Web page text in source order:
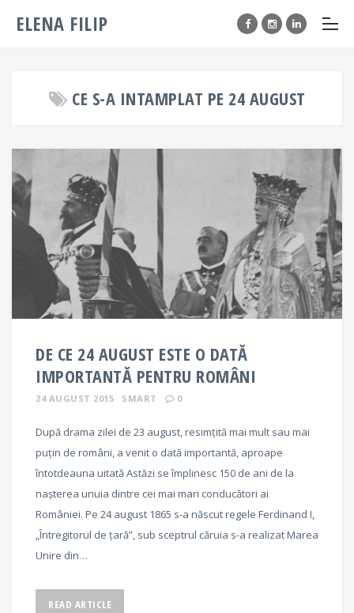
ELENA FILIP
CE S-A INTAMPLAT PE 24 AUGUST
DE CE 24 AUGUST ESTE O DATĂ
IMPORTANTĂ PENTRU ROMÂNI
24 AUGUST 2015 SMART 0
După drama zilei de 23 august, resimțită mai mult sau mai
puțin de români, a venit o dată importantă, aproape
întotdeauna uitată Astăzi se împlinesc 150 de ani de la
nașterea unuia dintre cei mai mari conducători ai
României. Pe 24 august 1865 s-a născut regele Ferdinand I,
„Întregitorul de țară”, sub sceptrul căruia s-a realizat Marea
Unire din…
READ ARTICLE